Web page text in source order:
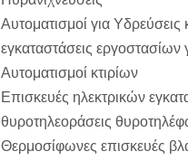
Αυτοματισμοί για
εγκαταστάσεις
Αυτοματισμοί κτιρίων
Επισκευές ηλεκτρικών
θυροτηλεοράσεις
Θερμοσίφωνες επισκευές